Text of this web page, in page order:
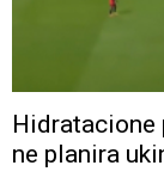
Hidratacione
ne planira